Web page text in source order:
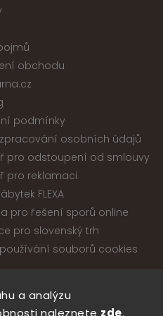
a analýzu
naleznete zde.
obchodu
podmínky
osobních údajů
pro odstoupení od smlouvy
pro reklamaci
FLEXA
pro řešení sporů online
pro slovenský trh
souborů cookies
Copyright 2026
Upravit